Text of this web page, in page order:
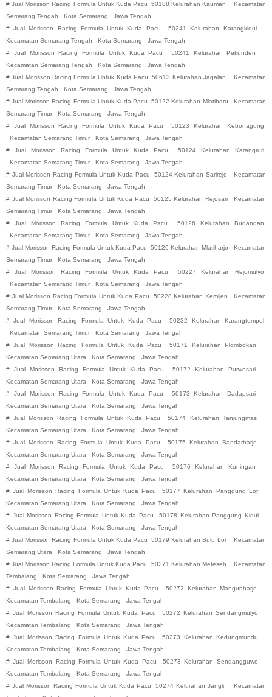
# Jual Morisson Racing Formula Untuk Kuda Pacu 50188 Kelurahan Kauman
Kecamatan
Semarang Tengah
Kota Semarang
Jawa Tengah
# Jual Morisson Racing Formula Untuk Kuda Pacu
50241 Kelurahan Karangkidul
Kecamatan Semarang Tengah
Kota Semarang
Jawa Tengah
#
Jual Morisson Racing Formula Untuk Kuda Pacu
50241 Kelurahan Pekunden
Kecamatan Semarang Tengah
Kota Semarang
Jawa Tengah
# Jual Morisson Racing Formula Untuk Kuda Pacu 50613 Kelurahan Jagalan
Kecamatan
Semarang Tengah
Kota Semarang
Jawa Tengah
# Jual Morisson Racing Formula Untuk Kuda Pacu 50122 Kelurahan Mlatibaru
Kecamatan
Semarang Timur
Kota Semarang
Jawa Tengah
#
Jual Morisson Racing Formula Untuk Kuda Pacu
50123 Kelurahan Kebonagung
Kecamatan Semarang Timur
Kota Semarang
Jawa Tengah
#
Jual Morisson Racing Formula Untuk Kuda Pacu
50124 Kelurahan Karangturi
Kecamatan Semarang Timur
Kota Semarang
Jawa Tengah
# Jual Morisson Racing Formula Untuk Kuda Pacu 50124 Kelurahan Sarirejo
Kecamatan
Semarang Timur
Kota Semarang
Jawa Tengah
# Jual Morisson Racing Formula Untuk Kuda Pacu 50125 Kelurahan Rejosari
Kecamatan
Semarang Timur
Kota Semarang
Jawa Tengah
#
Jual Morisson Racing Formula Untuk Kuda Pacu
50126 Kelurahan Bugangan
Kecamatan Semarang Timur
Kota Semarang
Jawa Tengah
# Jual Morisson Racing Formula Untuk Kuda Pacu 50126 Kelurahan Mlatiharjo
Kecamatan
Semarang Timur
Kota Semarang
Jawa Tengah
#
Jual Morisson Racing Formula Untuk Kuda Pacu
50227 Kelurahan Rejomulyo
Kecamatan Semarang Timur
Kota Semarang
Jawa Tengah
# Jual Morisson Racing Formula Untuk Kuda Pacu 50228 Kelurahan Kemijen
Kecamatan
Semarang Timur
Kota Semarang
Jawa Tengah
# Jual Morisson Racing Formula Untuk Kuda Pacu
50232 Kelurahan Karangtempel
Kecamatan Semarang Timur
Kota Semarang
Jawa Tengah
# Jual Morisson Racing Formula Untuk Kuda Pacu
50171 Kelurahan Plombokan
Kecamatan Semarang Utara
Kota Semarang
Jawa Tengah
#
Jual Morisson Racing Formula Untuk Kuda Pacu
50172 Kelurahan Purwosari
Kecamatan Semarang Utara
Kota Semarang
Jawa Tengah
#
Jual Morisson Racing Formula Untuk Kuda Pacu
50173 Kelurahan Dadapsari
Kecamatan Semarang Utara
Kota Semarang
Jawa Tengah
# Jual Morisson Racing Formula Untuk Kuda Pacu
50174 Kelurahan Tanjungmas
Kecamatan Semarang Utara
Kota Semarang
Jawa Tengah
# Jual Morisson Racing Formula Untuk Kuda Pacu
50175 Kelurahan Bandarharjo
Kecamatan Semarang Utara
Kota Semarang
Jawa Tengah
#
Jual Morisson Racing Formula Untuk Kuda Pacu
50176 Kelurahan Kuningan
Kecamatan Semarang Utara
Kota Semarang
Jawa Tengah
# Jual Morisson Racing Formula Untuk Kuda Pacu
50177 Kelurahan Panggung Lor
Kecamatan Semarang Utara
Kota Semarang
Jawa Tengah
# Jual Morisson Racing Formula Untuk Kuda Pacu
50178 Kelurahan Panggung Kidul
Kecamatan Semarang Utara
Kota Semarang
Jawa Tengah
# Jual Morisson Racing Formula Untuk Kuda Pacu 50179 Kelurahan Bulu Lor
Kecamatan
Semarang Utara
Kota Semarang
Jawa Tengah
# Jual Morisson Racing Formula Untuk Kuda Pacu 50271 Kelurahan Meteseh
Kecamatan
Tembalang
Kota Semarang
Jawa Tengah
# Jual Morisson Racing Formula Untuk Kuda Pacu
50272 Kelurahan Mangunharjo
Kecamatan Tembalang
Kota Semarang
Jawa Tengah
# Jual Morisson Racing Formula Untuk Kuda Pacu
50272 Kelurahan Sendangmulyo
Kecamatan Tembalang
Kota Semarang
Jawa Tengah
# Jual Morisson Racing Formula Untuk Kuda Pacu
50273 Kelurahan Kedungmundu
Kecamatan Tembalang
Kota Semarang
Jawa Tengah
# Jual Morisson Racing Formula Untuk Kuda Pacu
50273 Kelurahan Sendangguwo
Kecamatan Tembalang
Kota Semarang
Jawa Tengah
# Jual Morisson Racing Formula Untuk Kuda Pacu 50274 Kelurahan Jangli
Kecamatan